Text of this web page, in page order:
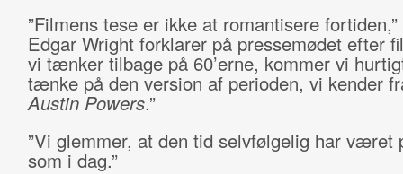
”Filmens tese er ikke at romantisere
Edgar Wright forklarer på pressemødet efter
vi tænker tilbage på 60’erne, kommer vi
tænke på den version af perioden, vi kender
Austin Powers.”
”Vi glemmer, at den tid selvfølgelig har
som i dag.”